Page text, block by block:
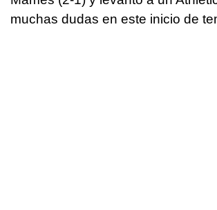
muchas dudas en este inicio de